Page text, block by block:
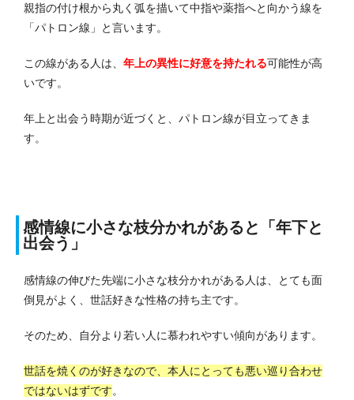
親指の付け根から丸く弧を描いて中指や薬指へと向かう線を
「パトロン線」と言います。
この線がある人は、 年上の異性に好意を持たれる可能性が高
いです。
年上と出会う時期が近づくと、パトロン線が目立ってきま
す。
感情線に小さな枝分かれがあると「年下と
出会う」
感情線の伸びた先端に小さな枝分かれがある人は、とても面
倒見がよく、世話好きな性格の持ち主です。
そのため、自分より若い人に慕われやすい傾向があります。
世話を焼くのが好きなので、本人にとっても悪い巡り合わせ
ではないはずです。